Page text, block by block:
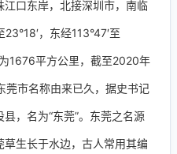
口东岸，北接深圳市，南临
，东经113°47′至
1676平方公里，截至2020年
市名称由来已久，据史书记
，名为“东莞”。东莞之名源
生长于水边，古人常用其编